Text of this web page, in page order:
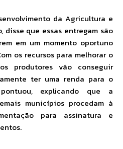
da Agricultura e
disse que essas entregam são
em um momento oportuno
os recursos para melhorar o
produtores vão conseguir
ter uma renda para o
explicando que a
municípios procedam à
para assinatura e